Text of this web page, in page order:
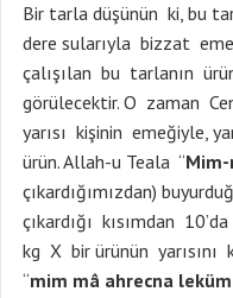
Bir tarla düşünün ki, bu
dere sularıyla bizzat
çalışılan bu tarlanın
görülecektir. O zaman
yarısı kişinin emeğiyle,
ürün. Allah-u Teala “
çıkardığımızdan)
çıkardığı kısımdan
kg X bir ürünün yarısını
“mim mâ ahrecna